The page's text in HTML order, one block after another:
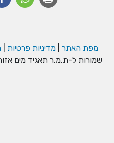
מפת האתר מדיניות פרטיות
שמורות ל-ת.מ.ר תאגיד מים